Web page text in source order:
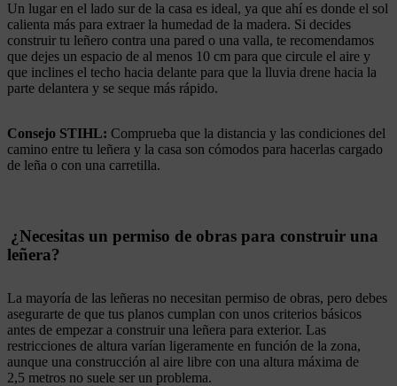
Un lugar en el lado sur de la casa es ideal, ya que ahí es donde el sol
calienta más para extraer la humedad de la madera. Si decides
construir tu leñero contra una pared o una valla, te recomendamos
que dejes un espacio de al menos 10 cm para que circule el aire y
que inclines el techo hacia delante para que la lluvia drene hacia la
parte delantera y se seque más rápido.
Consejo STIHL: Comprueba que la distancia y las condiciones del
camino entre tu leñera y la casa son cómodos para hacerlas cargado
de leña o con una carretilla.
¿Necesitas un permiso de obras para construir una
leñera?
La mayoría de las leñeras no necesitan permiso de obras, pero debes
asegurarte de que tus planos cumplan con unos criterios básicos
antes de empezar a construir una leñera para exterior. Las
restricciones de altura varían ligeramente en función de la zona,
aunque una construcción al aire libre con una altura máxima de
2,5 metros no suele ser un problema.